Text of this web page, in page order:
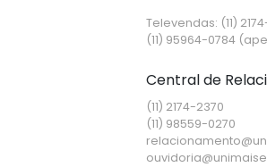
Televendas: (11)
(11) 95964-0784
Central de
(11) 2174-2370
(11) 98559-0270